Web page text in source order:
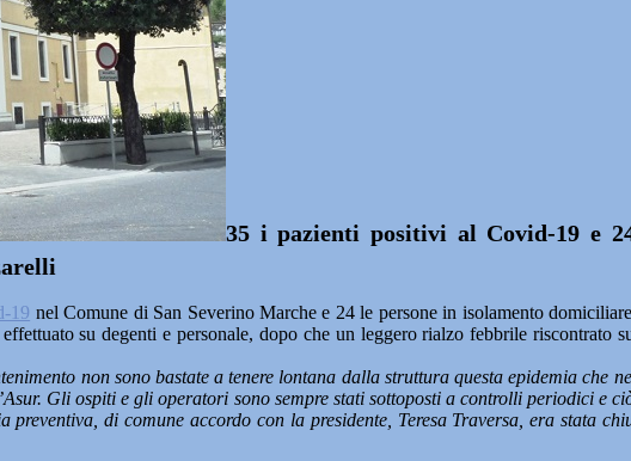
35 i pazienti positivi al Covid-19 e
19 nel Comune di San Severino Marche e 24 le persone in isolamento
su degenti e personale, dopo che un leggero rialzo febbrile riscontrato
non sono bastate a tenere lontana dalla struttura questa epidemia che
Gli ospiti e gli operatori sono sempre stati sottoposti a controlli periodici e
di comune accordo con la presidente, Teresa Traversa, era stata